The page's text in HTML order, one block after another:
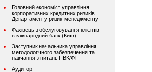
Головний економіст управління
корпоративних кредитних ризиків
Департаменту ризик-менеджменту
Фахівець з обслуговування клієнтів
в міжнародний банк (Київ)
Заступник начальника управління
методологічного забезпечення та
навчання з питань ПВК/ФТ
Аудитор